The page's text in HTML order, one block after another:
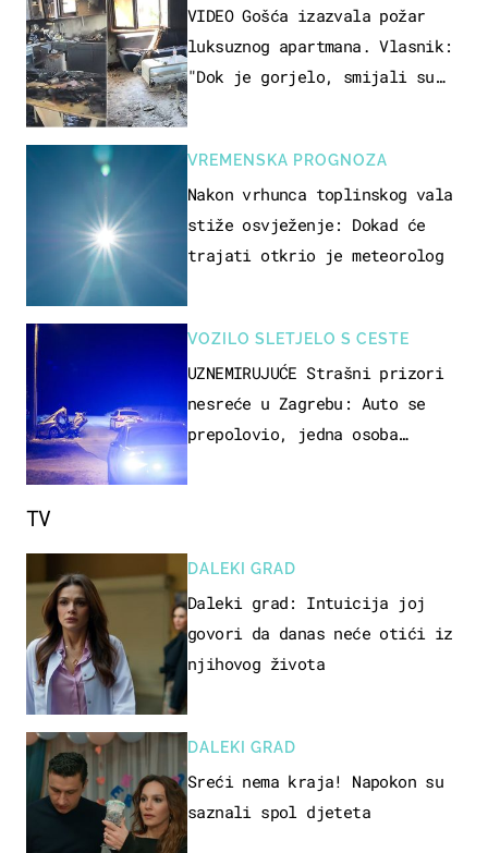
VIDEO Gošća izazvala požar
luksuznog apartmana. Vlasnik:
"Dok je gorjelo, smijali su
VREMENSKA PROGNOZA
Nakon vrhunca toplinskog vala
stiže osvježenje: Dokad će
trajati otkrio je meteorolog
VOZILO SLETJELO S CESTE
UZNEMIRUJUĆE Strašni prizori
nesreće u Zagrebu: Auto se
prepolovio, jedna osoba
TV
DALEKI GRAD
Daleki grad: Intuicija joj
govori da danas neće otići iz
njihovog života
DALEKI GRAD
Sreći nema kraja! Napokon su
saznali spol djeteta